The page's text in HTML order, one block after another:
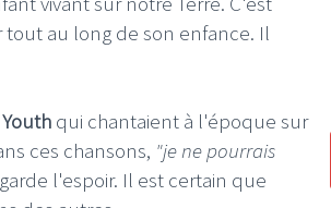
tout au long de son enfance. Il
Youth qui chantaient à l'époque sur
ces chansons, "je ne pourrais
l'espoir. Il est certain que